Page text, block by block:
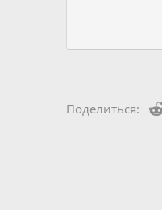
Поделиться: